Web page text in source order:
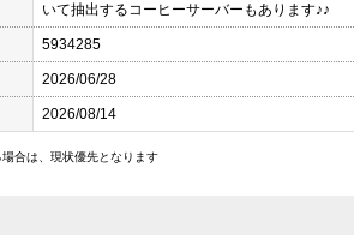
いて抽出するコーヒーサーバーもあります♪♪
5934285
2026/06/28
2026/08/14
合は、現状優先となります